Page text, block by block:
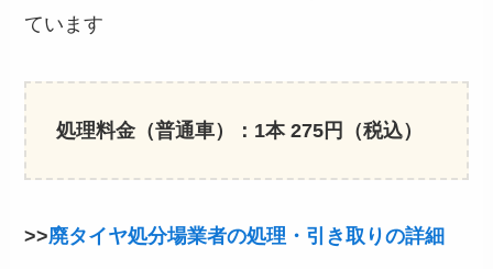
ています
処理料金（普通車）：1本 275円（税込）
>>廃タイヤ処分場業者の処理・引き取りの詳細